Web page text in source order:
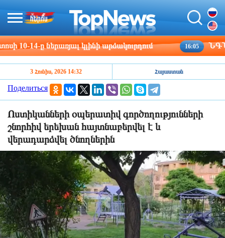
14-ը ներառյալ կլինի արձակուրդում 16:05 ՆԳՆ
3 Հունիս, 2026 14:32 Հայաստան
Поделиться
Ոստիկանների օպերատիվ գործողությունների
շնորհիվ երեխան հայտնաբերվել է և
վերադարձվել ծնողներին